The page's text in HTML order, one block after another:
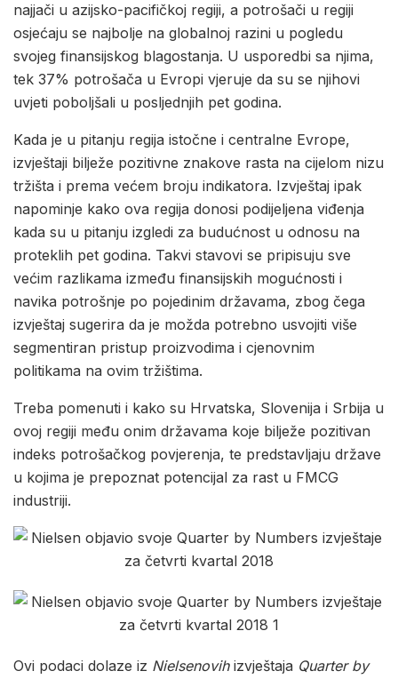
najjači u azijsko-pacifičkoj regiji, a potrošači u regiji
osjećaju se najbolje na globalnoj razini u pogledu
svojeg finansijskog blagostanja. U usporedbi sa njima,
tek 37% potrošača u Evropi vjeruje da su se njihovi
uvjeti poboljšali u posljednjih pet godina.
Kada je u pitanju regija istočne i centralne Evrope,
izvještaji bilježe pozitivne znakove rasta na cijelom nizu
tržišta i prema većem broju indikatora. Izvještaj ipak
napominje kako ova regija donosi podijeljena viđenja
kada su u pitanju izgledi za budućnost u odnosu na
proteklih pet godina. Takvi stavovi se pripisuju sve
većim razlikama između finansijskih mogućnosti i
navika potrošnje po pojedinim državama, zbog čega
izvještaj sugerira da je možda potrebno usvojiti više
segmentiran pristup proizvodima i cjenovnim
politikama na ovim tržištima.
Treba pomenuti i kako su Hrvatska, Slovenija i Srbija u
ovoj regiji među onim državama koje bilježe pozitivan
indeks potrošačkog povjerenja, te predstavljaju države
u kojima je prepoznat potencijal za rast u FMCG
industriji.
Ovi podaci dolaze iz Nielsenovihizvještaja Quarter by